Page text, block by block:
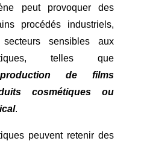
peut provoquer des
procédés industriels,
sensibles aux
telles que
de films
cosmétiques ou
.
peuvent retenir des